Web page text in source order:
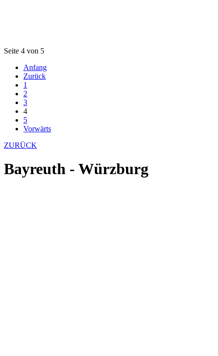
Seite 4 von 5
Anfang
Zurück
1
2
3
4
5
Vorwärts
ZURÜCK
Bayreuth - Würzburg